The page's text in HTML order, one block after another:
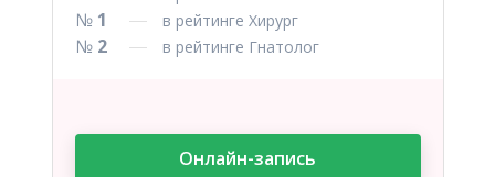
№ 1 в рейтинге Хирург
№ 2 в рейтинге Гнатолог
Онлайн-запись